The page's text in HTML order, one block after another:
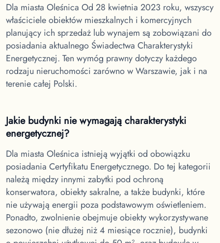
Dla miasta Oleśnica Od 28 kwietnia 2023 roku, wszyscy
właściciele obiektów mieszkalnych i komercyjnych
planujący ich sprzedaż lub wynajem są zobowiązani do
posiadania aktualnego Świadectwa Charakterystyki
Energetycznej. Ten wymóg prawny dotyczy każdego
rodzaju nieruchomości zarówno w Warszawie, jak i na
terenie całej Polski.
Jakie budynki nie wymagają charakterystyki
energetycznej?
Dla miasta Oleśnica istnieją wyjątki od obowiązku
posiadania Certyfikatu Energetycznego. Do tej kategorii
należą między innymi zabytki pod ochroną
konserwatora, obiekty sakralne, a także budynki, które
nie używają energii poza podstawowym oświetleniem.
Ponadto, zwolnienie obejmuje obiekty wykorzystywane
sezonowo (nie dłużej niż 4 miesiące rocznie), budynki